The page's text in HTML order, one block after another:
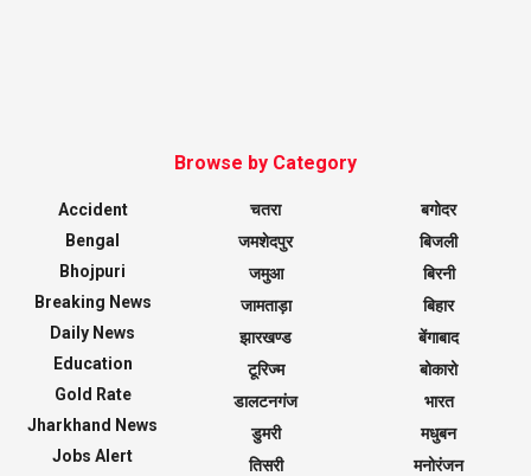
Browse by Category
Accident
Bengal
Bhojpuri
Breaking News
Daily News
Education
Gold Rate
Jharkhand News
Jobs Alert
चतरा
जमशेदपुर
जमुआ
जामताड़ा
झारखण्ड
टूरिज्म
डालटनगंज
डुमरी
तिसरी
बगोदर
बिजली
बिरनी
बिहार
बेंगाबाद
बोकारो
भारत
मधुबन
मनोरंजन